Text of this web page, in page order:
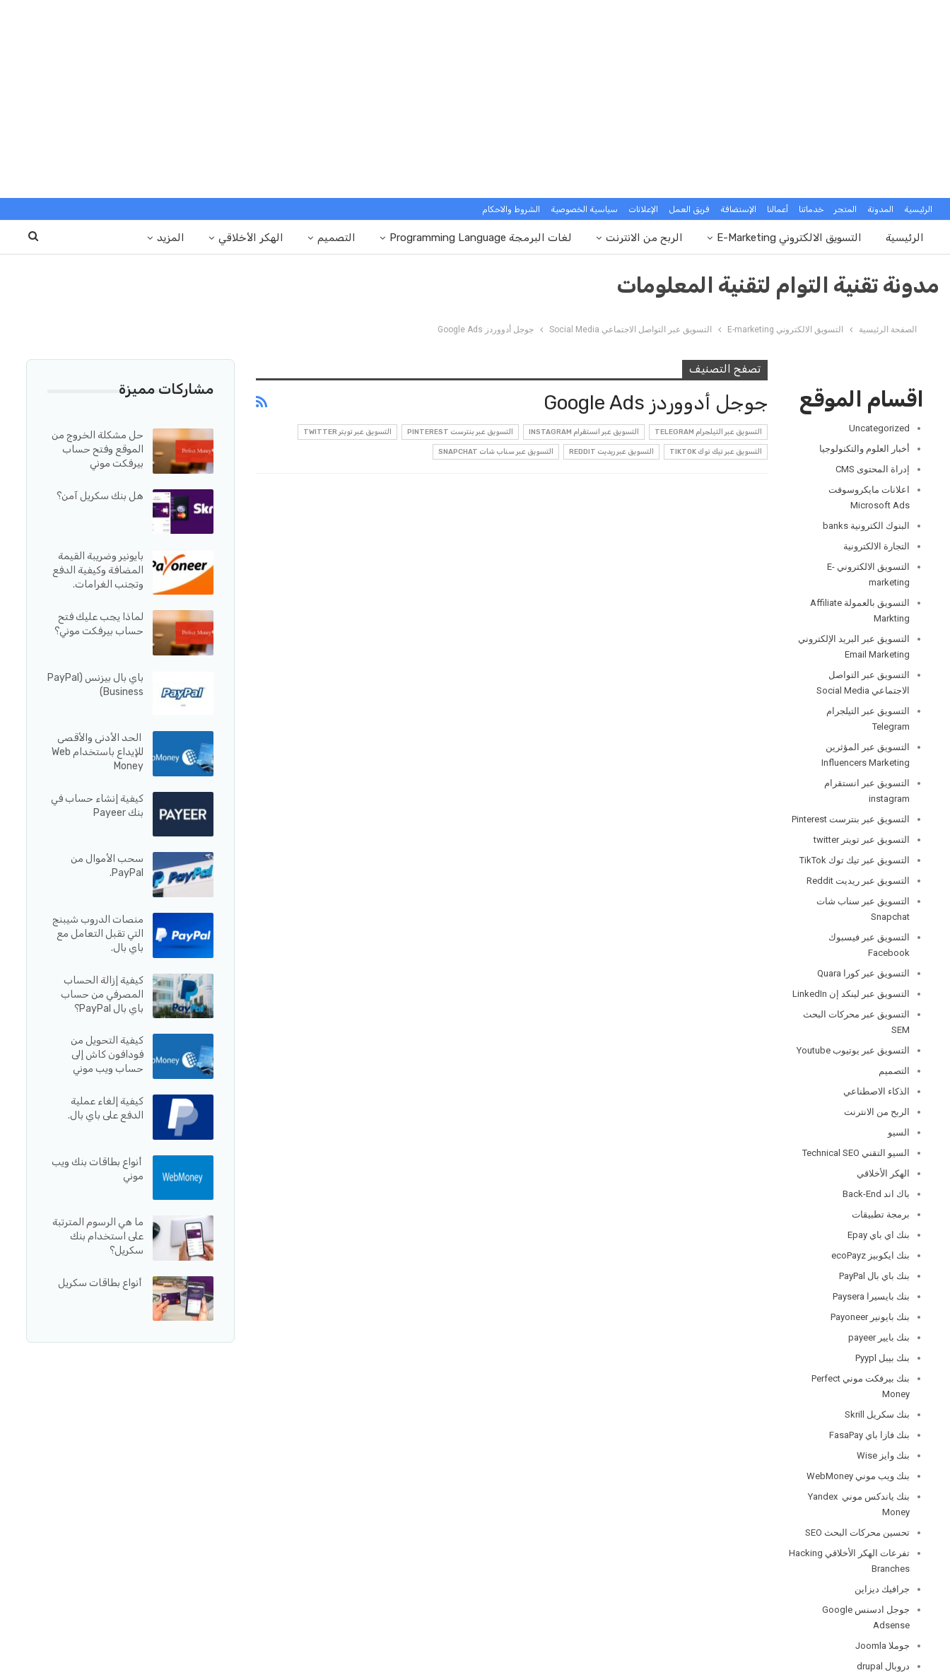
الرئيسية المدونة المتجر خدماتنا أعمالنا الإستضافة فريق العمل الإعلانات سياسية الخصوصية الشروط والاحكام
الرئيسية التسويق الالكتروني E-Marketing الربح من الانترنت لغات البرمجة Programming Language التصميم الهكر الأخلاقي المزيد
مدونة تقنية التوام لتقنية المعلومات
الصفحة الرئيسية التسويق الالكتروني E-marketing التسويق عبر التواصل الاجتماعي Social Media جوجل أدووردز Google Ads
تصفح التصنيف
جوجل أدووردز Google Ads
التسويق عبر التيلجرام TELEGRAM التسويق عبر انستقرام INSTAGRAM التسويق عبر بنترست PINTEREST التسويق عبر تويتر TWITTER
التسويق عبر تيك توك TIKTOK التسويق عبر ريديت REDDIT التسويق عبر سناب شات SNAPCHAT
مشاركات مميزة
حل مشكلة الخروج من
الموقع وفتح حساب
بيرفكت موني
هل بنك سكريل آمن؟
بايونير وضريبة القيمة
المضافة وكيفية الدفع
وتجنب الغرامات.
لماذا يجب عليك فتح
حساب بيرفكت موني؟
باي بال بيزنس (PayPal
Business)
الحد الأدنى والأقصى
للإيداع باستخدام Web
Money
كيفية إنشاء حساب في
بنك Payeer
سحب الأموال من
PayPal.
منصات الدروب شيبنج
التي تقبل التعامل مع
باي بال.
كيفية إزالة الحساب
المصرفي من حساب
باي بال PayPal؟
كيفية التحويل من
فودافون كاش إلى
حساب ويب موني
كيفية إلغاء عملية
الدفع على باي بال.
أنواع بطاقات بنك ويب
موني
ما هي الرسوم المترتبة
على استخدام بنك
سكريل؟
أنواع بطاقات سكريل
اقسام الموقع
Uncategorized
أخبار العلوم والتكنولوجيا
إدراة المحتوى CMS
اعلانات مايكروسوفت
Microsoft Ads
البنوك الكترونية banks
التجارة الالكترونية
التسويق الالكتروني E-
marketing
التسويق بالعمولة Affiliate
Markting
التسويق عبر البريد الإلكتروني
Email Marketing
التسويق عبر التواصل
الاجتماعي Social Media
التسويق عبر التيلجرام
Telegram
التسويق عبر المؤثرين
Influencers Marketing
التسويق عبر انستقرام
instagram
التسويق عبر بنترست Pinterest
التسويق عبر تويتر twitter
التسويق عبر تيك توك TikTok
التسويق عبر ريديت Reddit
التسويق عبر سناب شات
Snapchat
التسويق عبر فيسبوك
Facebook
التسويق عبر كورا Quara
التسويق عبر لينكد إن LinkedIn
التسويق عبر محركات البحث
SEM
التسويق عبر يوتيوب Youtube
التصميم
الذكاء الاصطناعي
الربح من الانترنت
السيو
السيو التقني Technical SEO
الهكر الأخلاقي
باك اند Back-End
برمجة تطبيقات
بنك اي باي Epay
بنك ايكوبيز ecoPayz
بنك باي بال PayPal
بنك بايسيرا Paysera
بنك بايونير Payoneer
بنك بايير payeer
بنك بيبل Pyypl
بنك بيرفكت موني Perfect
Money
بنك سكريل Skrill
بنك فازا باي FasaPay
بنك وايز Wise
بنك ويب موني WebMoney
بنك ياندكس موني Yandex
Money
تحسين محركات البحث SEO
تفرعات الهكر الأخلاقي Hacking
Branches
جرافيك ديزاين
جوجل ادسنس Google
Adsense
جوملا Joomla
دروبال drupal